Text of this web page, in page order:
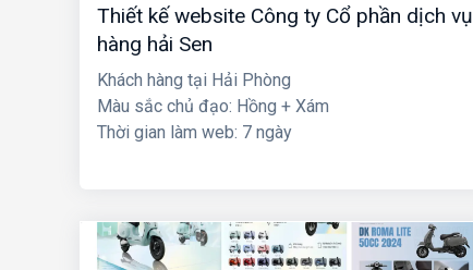
Thiết kế website Công ty Cổ phần dịch vụ
hàng hải Sen
Khách hàng tại Hải Phòng
Màu sắc chủ đạo: Hồng + Xám
Thời gian làm web: 7 ngày